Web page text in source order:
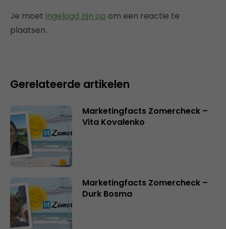
Je moet ingelogd zijn op om een reactie te
plaatsen.
Gerelateerde artikelen
Marketingfacts Zomercheck –
Vita Kovalenko
Marketingfacts Zomercheck –
Durk Bosma